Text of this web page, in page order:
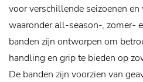
voor verschillende seizoenen
waaronder all-season-, zomer-
banden zijn ontworpen om
handling en grip te bieden op
De banden zijn voorzien van